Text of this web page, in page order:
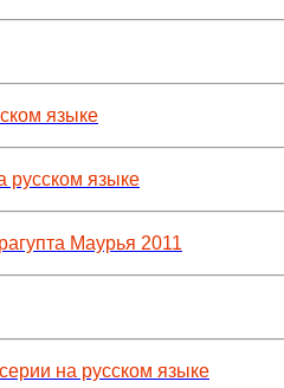
языке
русском языке
Маурья 2011
на русском языке